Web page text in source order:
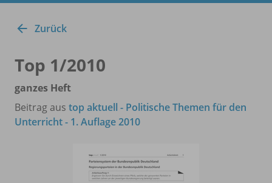
Zurück
Top 1/2010
ganzes Heft
Beitrag aus top aktuell - Politische Themen für den
Unterricht - 1. Auflage 2010